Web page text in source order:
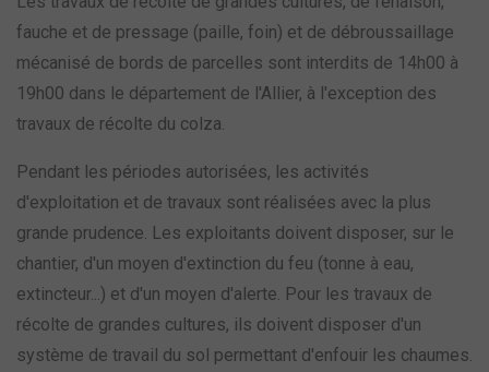
fauche et de pressage (paille, foin) et de débroussaillage
mécanisé de bords de parcelles sont interdits de 14h00 à
19h00 dans le département de l'Allier, à l'exception des
travaux de récolte du colza.
Pendant les périodes autorisées, les activités
d'exploitation et de travaux sont réalisées avec la plus
grande prudence. Les exploitants doivent disposer, sur le
chantier, d'un moyen d'extinction du feu (tonne à eau,
extincteur...) et d'un moyen d'alerte. Pour les travaux de
récolte de grandes cultures, ils doivent disposer d'un
système de travail du sol permettant d'enfouir les chaumes.